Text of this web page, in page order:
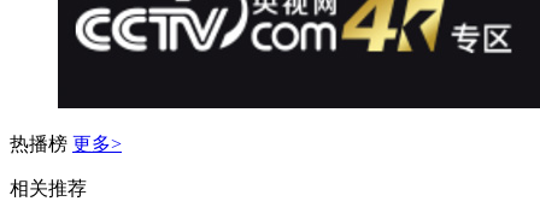
热播榜 更多>
相关推荐